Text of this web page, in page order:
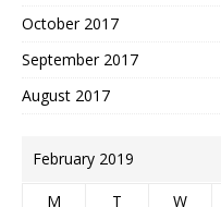
October 2017
September 2017
August 2017
February 2019
M T W